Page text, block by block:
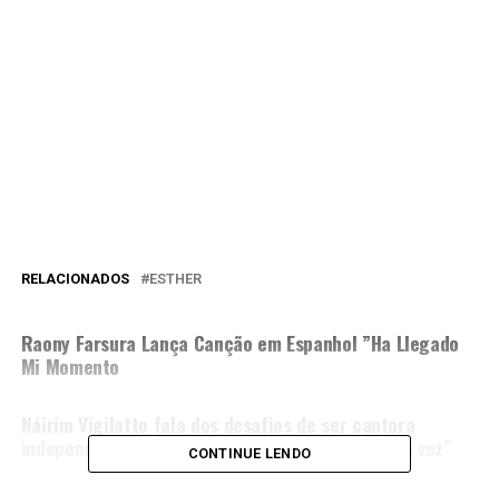
RELACIONADOS ESTHER
Raony Farsura Lança Canção em Espanhol ”Ha Llegado
Mi Momento
independente e lança o single “Abraça-me Outra vez”
CONTINUE LENDO